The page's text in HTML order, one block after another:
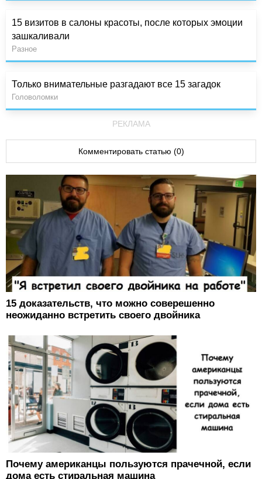
15 визитов в салоны красоты, после которых эмоции
зашкаливали
Разное
Только внимательные разгадают все 15 загадок
Головоломки
РЕКЛАМА
Комментировать статью (0)
15 доказательств, что можно соверешенно
неожиданно встретить своего двойника
Почему американцы пользуются прачечной, если
дома есть стиральная машина